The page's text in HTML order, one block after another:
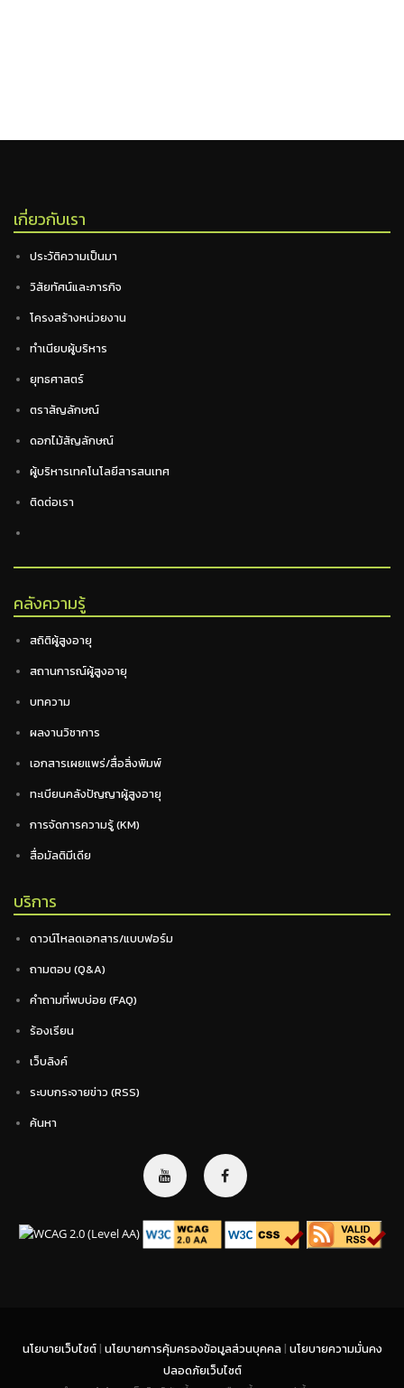
เกี่ยวกับเรา
ประวัติความเป็นมา
วิสัยทัศน์และภารกิจ
โครงสร้างหน่วยงาน
ทำเนียบผู้บริหาร
ยุทธศาสตร์
ตราสัญลักษณ์
ดอกไม้สัญลักษณ์
ผู้บริหารเทคโนโลยีสารสนเทศ
ติดต่อเรา
คลังความรู้
สถิติผู้สูงอายุ
สถานการณ์ผู้สูงอายุ
บทความ
ผลงานวิชาการ
เอกสารเผยแพร่/สื่อสิ่งพิมพ์
ทะเบียนคลังปัญญาผู้สูงอายุ
การจัดการความรู้ (KM)
สื่อมัลติมีเดีย
บริการ
ดาวน์โหลดเอกสาร/แบบฟอร์ม
ถามตอบ (Q&A)
คำถามที่พบบ่อย (FAQ)
ร้องเรียน
เว็บลิงค์
ระบบกระจายข่าว (RSS)
ค้นหา
นโยบายเว็บไซต์ | นโยบายการคุ้มครองข้อมูลส่วนบุคคล | นโยบายความมั่นคง
ปลอดภัยเว็บไซต์